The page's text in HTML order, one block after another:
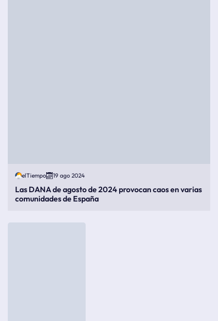
elTiempo 19 ago 2024
Las DANA de agosto de 2024 provocan caos en varias
comunidades de España